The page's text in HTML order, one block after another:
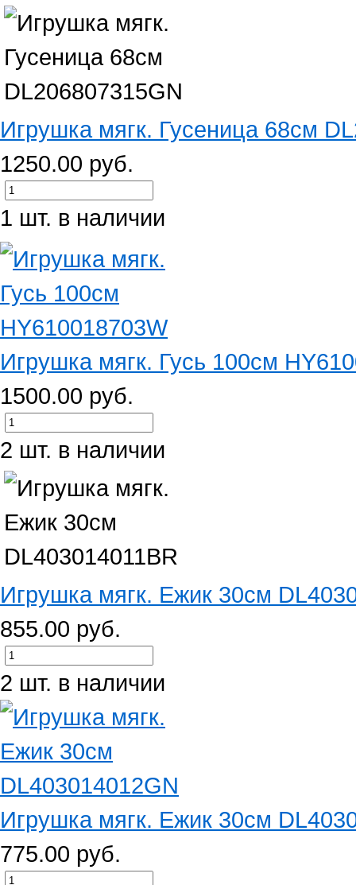
Игрушка мягк. Гусеница 68см
1250.00 руб.
1 шт. в наличии
Игрушка мягк. Гусь 100см
1500.00 руб.
2 шт. в наличии
Игрушка мягк. Ежик 30см
855.00 руб.
2 шт. в наличии
Игрушка мягк. Ежик 30см
775.00 руб.